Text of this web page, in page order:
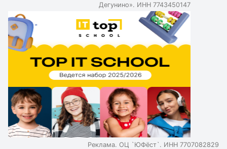
Дегунино». ИНН 7743450147
Реклама. ОЦ `ЮФёст`. ИНН 7707082829